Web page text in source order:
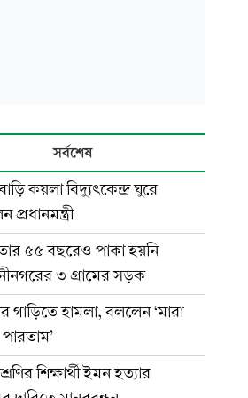
সর্বশেষ
কয়লা বিদ্যুৎকেন্দ্র ঘুরে
প্রধানমন্ত্রী
৫৫ বছরেও পাকা হয়নি
৩ গ্রামের সড়ক
গাড়িতে হামলা, বললেন ‘মারা
শিক্ষার্থী ইমন হত্যার